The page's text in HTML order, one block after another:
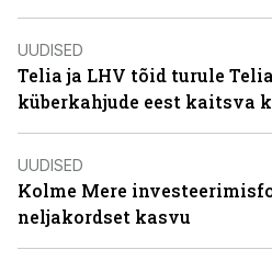
UUDISED
Telia ja LHV tõid turule
küberkahjude eest kaitsva
UUDISED
Kolme Mere
neljakordset kasvu